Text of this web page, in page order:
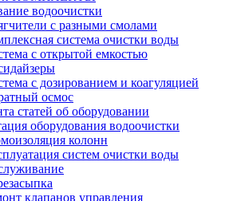
водоочистки
с разными смолами
система очистки воды
с открытой емкостью
с дозированием и коагуляцией
осмос
статей об оборудовании
оборудования водоочистки
колонн
систем очистки воды
клапанов управления